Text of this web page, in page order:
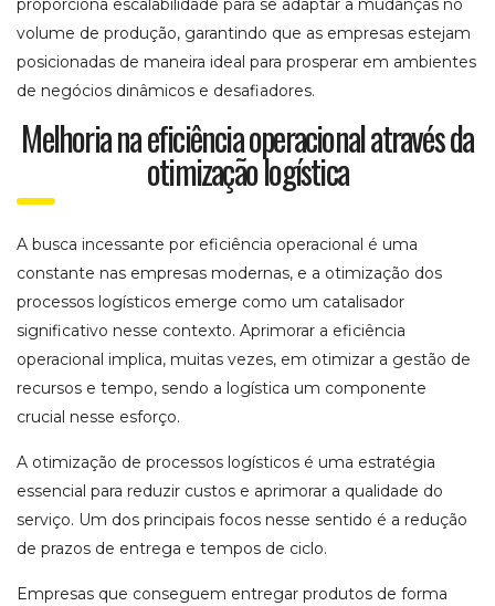
proporciona escalabilidade para se adaptar a mudanças no
volume de produção, garantindo que as empresas estejam
posicionadas de maneira ideal para prosperar em ambientes
de negócios dinâmicos e desafiadores.
Melhoria na eficiência operacional através da
otimização logística
A busca incessante por eficiência operacional é uma
constante nas empresas modernas, e a otimização dos
processos logísticos emerge como um catalisador
significativo nesse contexto. Aprimorar a eficiência
operacional implica, muitas vezes, em otimizar a gestão de
recursos e tempo, sendo a logística um componente
crucial nesse esforço.
A otimização de processos logísticos é uma estratégia
essencial para reduzir custos e aprimorar a qualidade do
serviço. Um dos principais focos nesse sentido é a redução
de prazos de entrega e tempos de ciclo.
Empresas que conseguem entregar produtos de forma